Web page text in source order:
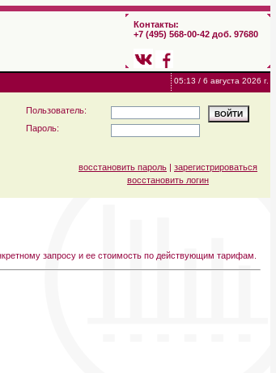
Контакты:
+7 (495) 568-00-42 доб. 97680
05:13 / 6 августа 2026 г.
Пользователь:
Пароль:
восстановить пароль | зарегистрироваться
восстановить логин
запросу и ее стоимость по действующим тарифам.